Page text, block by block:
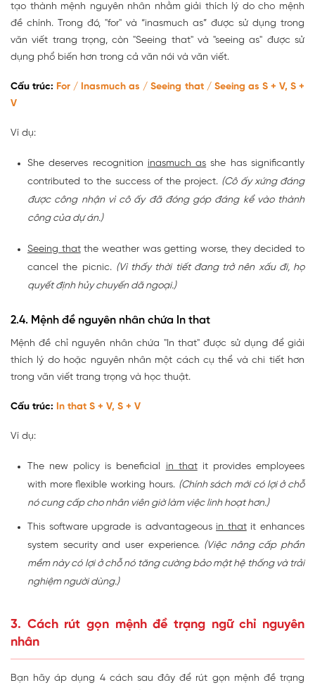
tạo thành mệnh nguyên nhân nhằm giải thích lý do cho mệnh
đề chính. Trong đó, "for" và “inasmuch as” được sử dụng trong
văn viết trang trọng, còn "Seeing that" và "seeing as" được sử
dụng phổ biến hơn trong cả văn nói và văn viết.
Cấu trúc: For / Inasmuch as / Seeing that / Seeing as S + V, S +
V
Ví dụ:
She deserves recognition inasmuch as she has significantly
contributed to the success of the project. (Cô ấy xứng đáng
được công nhận vì cô ấy đã đóng góp đáng kể vào thành
công của dự án.)
Seeing thatthe weather was getting worse, they decided to
cancel the picnic. (Vì thấy thời tiết đang trở nên xấu đi, họ
quyết định hủy chuyến dã ngoại.)
2.4. Mệnh đề nguyên nhân chứa In that
Mệnh đề chỉ nguyên nhân chứa "In that" được sử dụng để giải
thích lý do hoặc nguyên nhân một cách cụ thể và chi tiết hơn
trong văn viết trang trọng và học thuật.
Cấu trúc: In that S + V, S + V
Ví dụ:
The new policy is beneficial in thatit provides employees
with more flexible working hours. (Chính sách mới có lợi ở chỗ
nó cung cấp cho nhân viên giờ làm việc linh hoạt hơn.)
This software upgrade is advantageousin thatit enhances
system security and user experience. (Việc nâng cấp phần
mềm này có lợi ở chỗ nó tăng cường bảo mật hệ thống và trải
nghiệm người dùng.)
3. Cách rút gọn mệnh đề trạng ngữ chỉ nguyên
nhân
Bạn hãy áp dụng 4 cách sau đây để rút gọn mệnh đề trạng